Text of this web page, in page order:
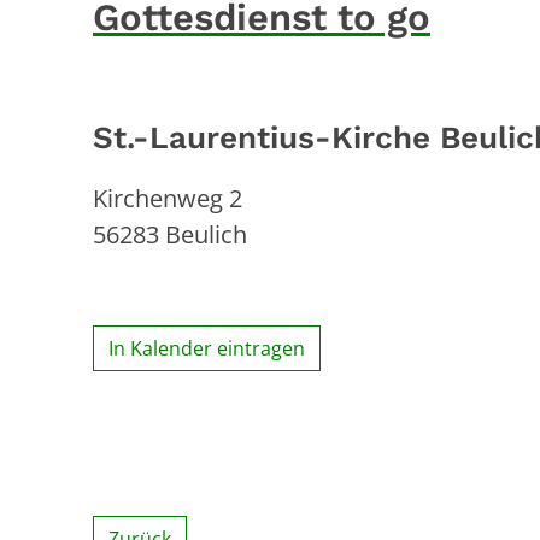
Gottesdienst to go
St.-Laurentius-Kirche
Kirchenweg 2
56283 Beulich
In Kalender eintragen